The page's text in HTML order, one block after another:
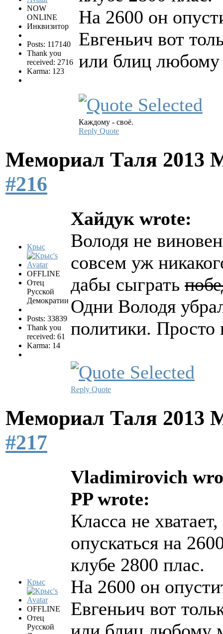
NOW
ONLINE
Инквизитор
Posts: 117140
Thank you
received: 2716
Karma: 123
На 2600 он
Евгеньич вот
или блиц любому
Каждому - своё.
Reply Quote
Мемориал Таля 2013
#216
Крыс
OFFLINE
Отец
Русской
Демократии
Posts: 33839
Thank you
received: 61
Karma: 14
Хайдук wrote:
Володя не
совсем уж
дабы сыграть
Одни Володя
политики. Просто
Reply Quote
Мемориал Таля 2013
#217
Крыс
OFFLINE
Отец
Русской
Vladimirovich
PP wrote:
Класса не
опускаться на
клубе 2800 плас.
На 2600 он
Евгеньич вот